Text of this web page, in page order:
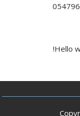
Hello